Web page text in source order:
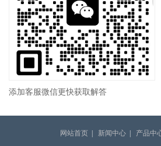
添加客服微信更快获取解答
网站首页| 新闻中心| 产品中